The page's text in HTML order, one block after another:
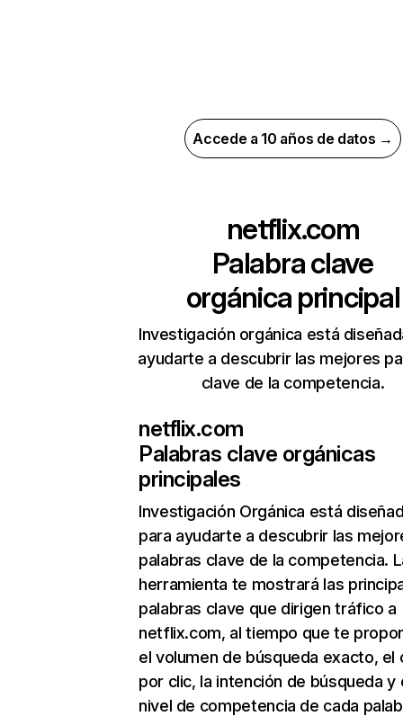
Accede a 10 años de datos →
netflix.com
Palabra clave
orgánica principal
Investigación orgánica está
ayudarte a descubrir las mejores
clave de la competencia.
netflix.com
Palabras clave orgánicas
principales
Investigación Orgánica está
para ayudarte a descubrir las
palabras clave de la competencia.
herramienta te mostrará las
palabras clave que dirigen tráfico a
netflix.com, al tiempo que te
el volumen de búsqueda exacto, el
por clic, la intención de búsqueda y
nivel de competencia de cada